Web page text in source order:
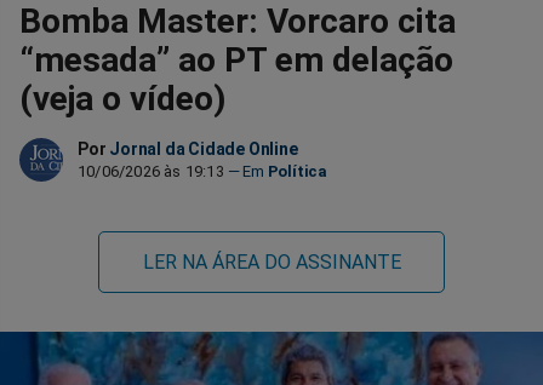
no
Facebook
no
Whatsapp
no
Twitter
no
no
Bomba Master: Vorcaro cita
“mesada” ao PT em delação
(veja o vídeo)
Por Jornal da Cidade Online
10/06/2026 às 19:13 Política
LER NA ÁREA DO ASSINANTE